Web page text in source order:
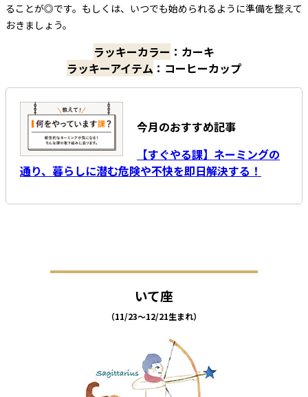
ることが◎です。もしくは、いつでも始められるように準備を整えて
おきましょう。
ラッキーカラー ：カーキ
ラッキーアイテム ：コーヒーカップ
今月のおすすめ記事
【すぐやる課】ネーミングの
通り、暮らしに潜む危険や不快を即日解決する！
いて座
（11/23～12/21生まれ）